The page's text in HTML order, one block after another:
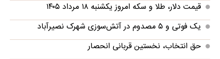
قیمت دلار، طلا و سکه امروز یکشنبه ۱۸ مرداد ۱۴۰۵
‌یک فوتی و ۵ مصدوم در آتش‌سوزی شهرک نصیرآباد
حق انتخاب، نخستین قربانی انحصار